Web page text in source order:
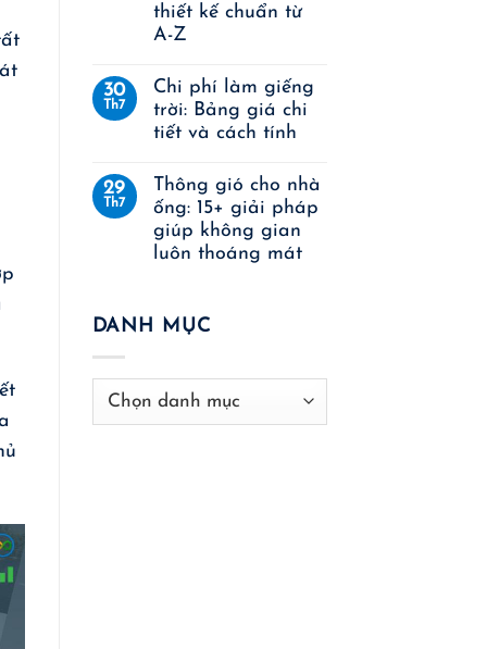
thiết kế chuẩn từ
A-Z
30
Th7
Chi phí làm giếng
trời: Bảng giá chi
tiết và cách tính
29
Th7
Thông gió cho nhà
ống: 15+ giải pháp
giúp không gian
luôn thoáng mát
DANH MỤC
Danh